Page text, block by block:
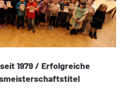
1979 / Erfolgreiche